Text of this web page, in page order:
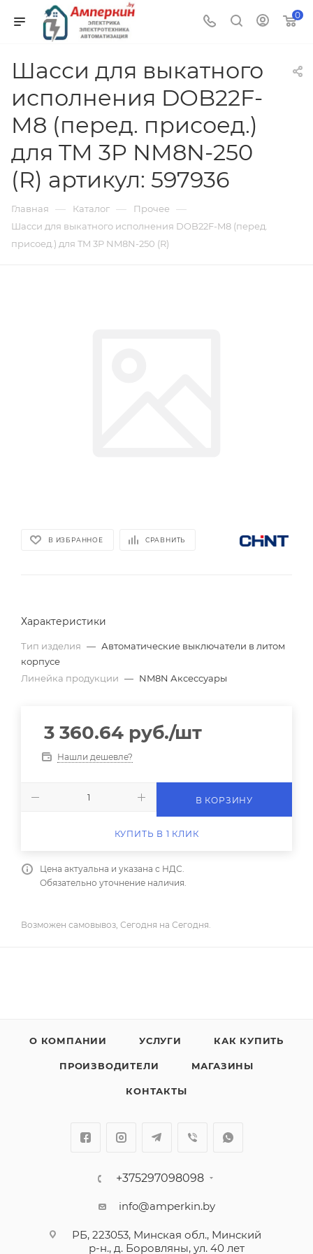
0
Шасси для выкатного
исполнения DOB22F-
M8 (перед. присоед.)
для TM 3P NM8N-250
(R) артикул: 597936
Главная — Каталог — Прочее —
Шасси для выкатного исполнения DOB22F-M8 (перед.
присоед.) для TM 3P NM8N-250 (R)
В ИЗБРАННОЕ СРАВНИТЬ
Характеристики
Тип изделия — Автоматические выключатели в литом
корпусе
Линейка продукции — NM8N Аксессуары
3 360.64 руб./шт
Нашли дешевле?
В КОРЗИНУ
КУПИТЬ В 1 КЛИК
Цена актуальна и указана с НДС.
Обязательно уточнение наличия.
Возможен самовывоз, Сегодня на Сегодня.
О КОМПАНИИ УСЛУГИ КАК КУПИТЬ
ПРОИЗВОДИТЕЛИ МАГАЗИНЫ
КОНТАКТЫ
+375297098098
info@amperkin.by
РБ, 223053, Минская обл., Минский
р-н., д. Боровляны, ул. 40 лет